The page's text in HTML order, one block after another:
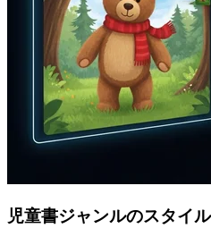
児童書ジャンルのスタイ